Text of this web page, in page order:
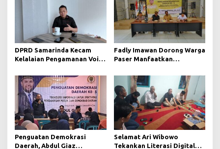
DPRD Samarinda Kecam
Kelalaian Pengamanan Void
Korban Jiwa
Fadly Imawan Dorong Warga
Paser Manfaatkan
Mengawasi Jalannya
Pemerintahan
Penguatan Demokrasi
Daerah, Abdul Giaz
Selamat Ari Wibowo
Tekankan Literasi Digital